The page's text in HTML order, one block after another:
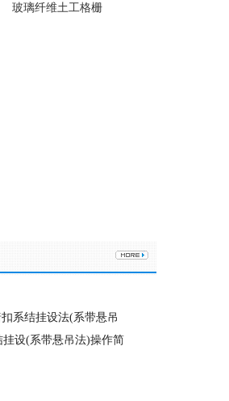
玻璃纤维土工格栅
系结挂设法(系带悬吊
设(系带悬吊法)操作简